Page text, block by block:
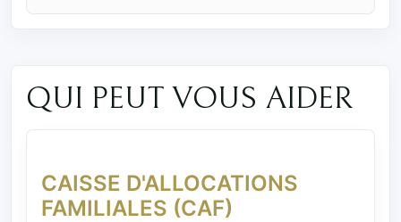
QUI PEUT VOUS AIDER
CAISSE D'ALLOCATIONS
FAMILIALES (CAF)